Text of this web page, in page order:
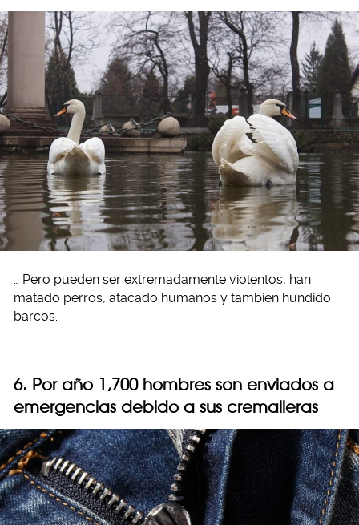
… Pero pueden ser extremadamente violentos, han
matado perros, atacado humanos y también hundido
barcos.
6. Por año 1,700 hombres son enviados a
emergencias debido a sus cremalleras